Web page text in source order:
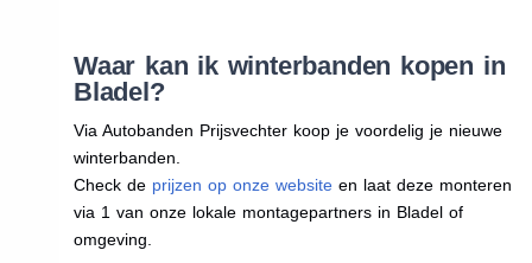
Waar kan ik winterbanden kopen in
Bladel?
Via Autobanden Prijsvechter koop je voordelig je nieuwe
winterbanden.
Check de prijzen op onze websiteen laat deze monteren
via 1 van onze lokale montagepartners in Bladel of
omgeving.